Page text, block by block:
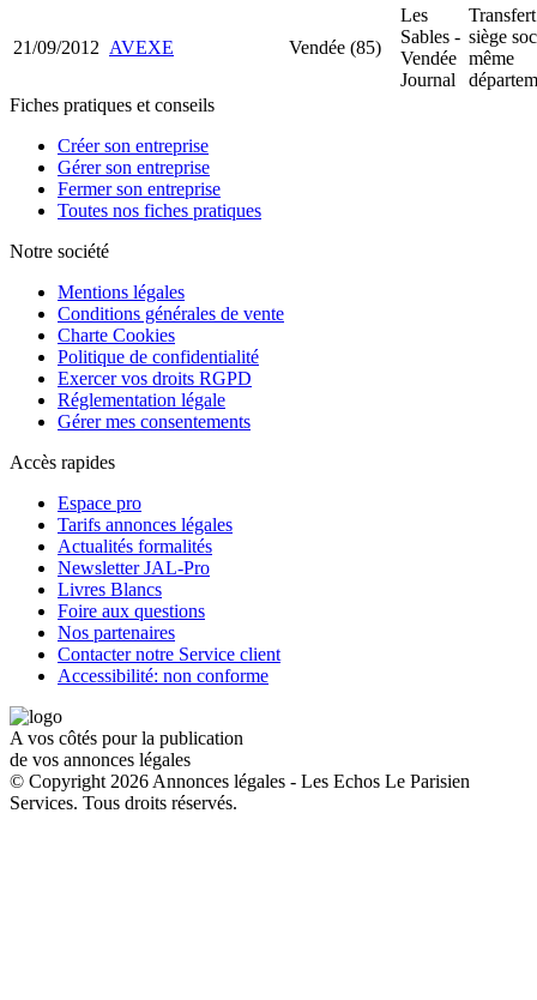
21/09/2012 AVEXE Vendée (85)
Les
Sables -
Vendée
Journal
siège
même
Fiches pratiques et conseils
Créer son entreprise
Gérer son entreprise
Fermer son entreprise
Toutes nos fiches pratiques
Notre société
Mentions légales
Conditions générales de vente
Charte Cookies
Politique de confidentialité
Exercer vos droits RGPD
Réglementation légale
Gérer mes consentements
Accès rapides
Espace pro
Tarifs annonces légales
Actualités formalités
Newsletter JAL-Pro
Livres Blancs
Foire aux questions
Nos partenaires
Contacter notre Service client
Accessibilité: non conforme
A vos côtés pour la publication
de vos annonces légales
© Copyright 2026 Annonces légales - Les Echos Le Parisien
Services. Tous droits réservés.